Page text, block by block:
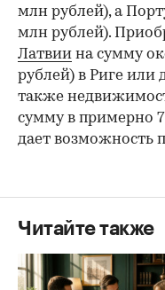
млн рублей), а
млн рублей).
Латвии на сумму
рублей) в Риге или
также
сумму в примерно
дает возможность
Читайте также